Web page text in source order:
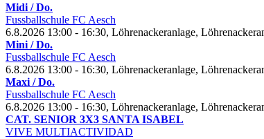
Midi / Do.
Fussballschule FC Aesch
6.8.2026 13:00 - 16:30, Löhrenackeranlage,
Mini / Do.
Fussballschule FC Aesch
6.8.2026 13:00 - 16:30, Löhrenackeranlage,
Maxi / Do.
Fussballschule FC Aesch
6.8.2026 13:00 - 16:30, Löhrenackeranlage,
CAT. SENIOR 3X3 SANTA ISABEL
VIVE MULTIACTIVIDAD